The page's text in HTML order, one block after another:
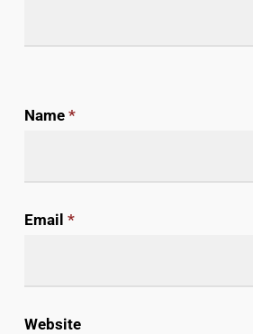
Name*
Email*
Website